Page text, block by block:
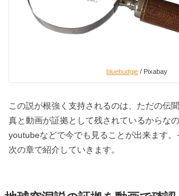
bluebudgie / Pixabay
この説が根強く支持されるのは、ただの伝
真と動画が証拠として残されているからな
youtubeなどで今でも見ることが出来ます
次の章で紹介していきます。